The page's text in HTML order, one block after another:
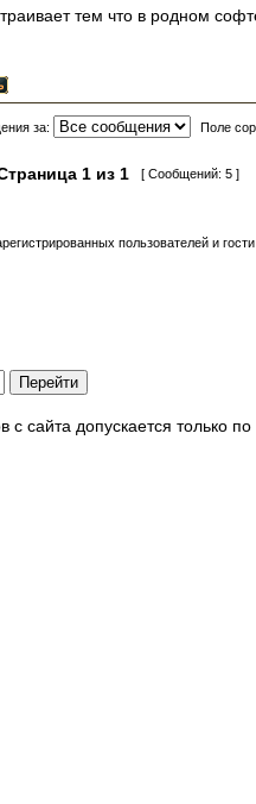
тем что в родном
за: Поле
1 из 1 [ Сообщений: 5 ]
пользователей и
сайта допускается только